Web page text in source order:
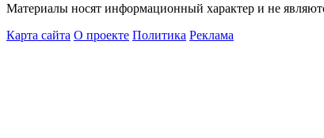
Материалы носят информационный характер и не
Карта сайта О проекте Политика Реклама